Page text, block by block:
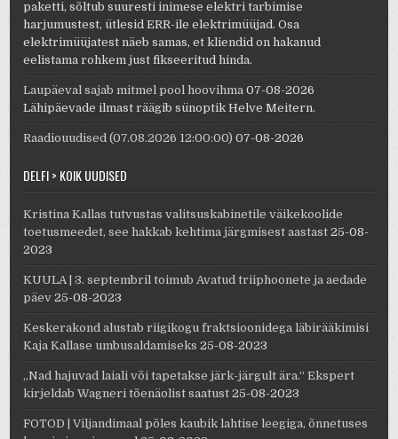
paketti, sõltub suuresti inimese elektri tarbimise
harjumustest, ütlesid ERR-ile elektrimüüjad. Osa
elektrimüüjatest näeb samas, et kliendid on hakanud
eelistama rohkem just fikseeritud hinda.
Laupäeval sajab mitmel pool hoovihma 07-08-2026
Lähipäevade ilmast räägib sünoptik Helve Meitern.
Raadiouudised (07.08.2026 12:00:00) 07-08-2026
DELFI > KÕIK UUDISED
Kristina Kallas tutvustas valitsuskabinetile väikekoolide
toetusmeedet, see hakkab kehtima järgmisest aastast 25-08-
2023
KUULA | 3. septembril toimub Avatud triiphoonete ja aedade
päev 25-08-2023
Keskerakond alustab riigikogu fraktsioonidega läbirääkimisi
Kaja Kallase umbusaldamiseks 25-08-2023
„Nad hajuvad laiali või tapetakse järk-järgult ära.“ Ekspert
kirjeldab Wagneri tõenäolist saatust 25-08-2023
FOTOD | Viljandimaal põles kaubik lahtise leegiga, õnnetuses